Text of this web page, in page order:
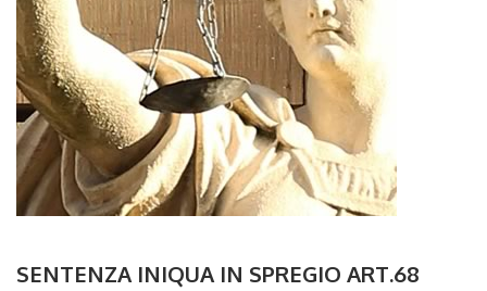
SENTENZA INIQUA IN SPREGIO ART.68